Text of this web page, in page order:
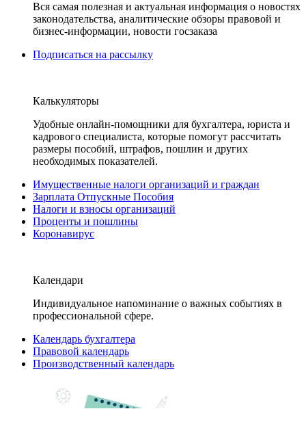
Вся самая полезная и актуальная информация о новостях
законодательства, аналитические обзоры правовой и
бизнес-информации, новости госзаказа
Подписаться на рассылку
Калькуляторы
Удобные онлайн-помощники для бухгалтера, юриста и
кадрового специалиста, которые помогут рассчитать
размеры пособий, штрафов, пошлин и других
необходимых показателей.
Имущественные налоги организаций и граждан
Зарплата Отпускные Пособия
Налоги и взносы организаций
Проценты и пошлины
Коронавирус
Календари
Индивидуальное напоминание о важных событиях в
профессиональной сфере.
Календарь бухгалтера
Правовой календарь
Производственный календарь